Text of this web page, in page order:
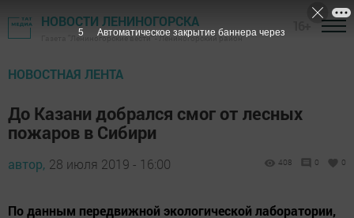
НОВОСТИ ЛЕНИНОГОРСКА
Газета "Лениногорские вести" - Лениногорский район
НОВОСТНАЯ ЛЕНТА
До Казани добрался смог от лесных
пожаров в Сибири
автор, 28 июля 2019 - 16:00 408 0 0
По данным передвижной экологической лаборатории,
4 Автоматическое закрытие баннера через